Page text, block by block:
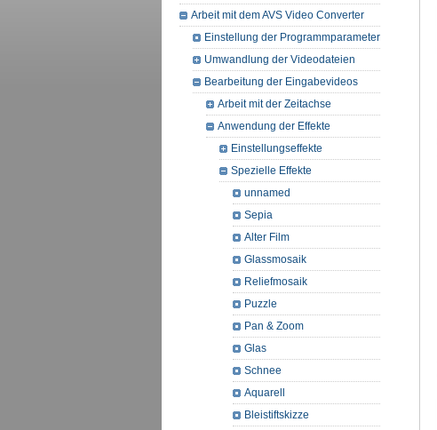
Arbeit mit dem AVS Video Converter
Einstellung der Programmparameter
Umwandlung der Videodateien
Bearbeitung der Eingabevideos
Arbeit mit der Zeitachse
Anwendung der Effekte
Einstellungseffekte
Spezielle Effekte
unnamed
Sepia
Alter Film
Glassmosaik
Reliefmosaik
Puzzle
Pan & Zoom
Glas
Schnee
Aquarell
Bleistiftskizze